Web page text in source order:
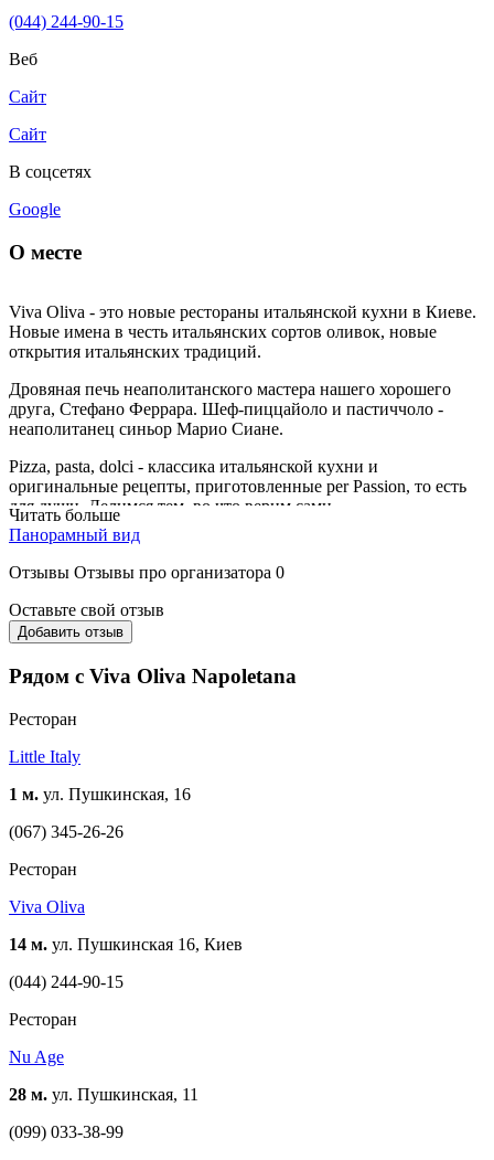
(044) 244-90-15
Веб
Сайт
Сайт
В соцсетях
Google
О месте
Viva Oliva - это новые рестораны итальянской кухни в Киеве.
Новые имена в честь итальянских сортов оливок, новые
открытия итальянских традиций.
Дровяная печь неаполитанского мастера нашего хорошего
друга, Стефано Феррара. Шеф-пиццайоло и пастиччоло -
неаполитанец синьор Марио Сиане.
Pizza, pasta, dolci - классика итальянской кухни и
оригинальные рецепты, приготовленные per Passion, то есть
для души. Делимся тем, во что верим сами.
Меню Viva Oliva - честный итальянская кухня, классика и
локальные аутентичные рецепты, перфекционизм в выборе
ингредиентов. Это настоящая неаполитанская пицца с
неаполитанского муки, испеченная в неаполитанской
дровяной печи.
десерты. И, конечно же, классические итальянские антипасти,
найдется ваш вариант прекрасного обеда или ужина.
Читать больше
Панорамный вид
Отзывы Отзывы про организатора 0
Оставьте свой отзыв
Добавить отзыв
Рядом с Viva Oliva Napoletana
Ресторан
Little Italy
1 м. ул. Пушкинская, 16
(067) 345-26-26
Ресторан
Viva Oliva
14 м. ул. Пушкинская 16, Киев
(044) 244-90-15
Ресторан
Nu Age
28 м. ул. Пушкинская, 11
(099) 033-38-99